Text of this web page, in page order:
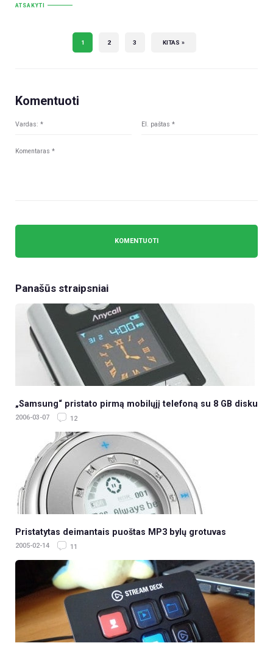
ATSAKYTI
1 2 3 KITAS »
Komentuoti
Panašūs straipsniai
„Samsung“ pristato pirmą mobilųjį telefoną su 8 GB disku
2006-03-07 12
Pristatytas deimantais puoštas MP3 bylų grotuvas
2005-02-14 11